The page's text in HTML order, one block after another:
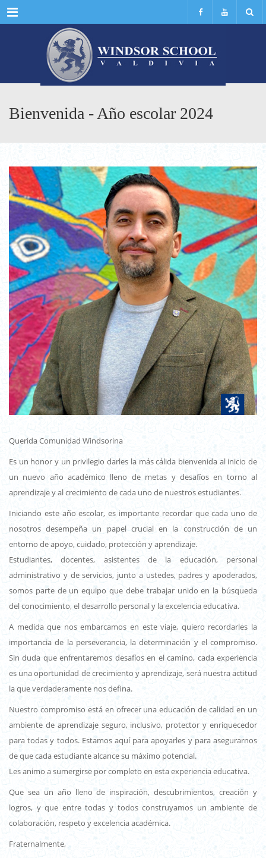
Menu
Bienvenida - Año escolar 2024
Querida Comunidad Windsorina
Es un honor y un privilegio darles la más cálida bienvenida al inicio de
un nuevo año académico lleno de metas y desafíos en torno al
aprendizaje y al crecimiento de cada uno de nuestros estudiantes.
Iniciando este año escolar, es importante recordar que cada uno de
nosotros desempeña un papel crucial en la construcción de un
entorno de apoyo, cuidado, protección y aprendizaje.
Estudiantes, docentes, asistentes de la educación, personal
administrativo y de servicios, junto a ustedes, padres y apoderados,
somos parte de un equipo que debe trabajar unido en la búsqueda
del conocimiento, el desarrollo personal y la excelencia educativa.
A medida que nos embarcamos en este viaje, quiero recordarles la
importancia de la perseverancia, la determinación y el compromiso.
Sin duda que enfrentaremos desafíos en el camino, cada experiencia
es una oportunidad de crecimiento y aprendizaje, será nuestra actitud
la que verdaderamente nos defina.
Nuestro compromiso está en ofrecer una educación de calidad en un
ambiente de aprendizaje seguro, inclusivo, protector y enriquecedor
para todas y todos. Estamos aquí para apoyarles y para asegurarnos
de que cada estudiante alcance su máximo potencial.
Les animo a sumergirse por completo en esta experiencia educativa.
Que sea un año lleno de inspiración, descubrimientos, creación y
logros, y que entre todas y todos construyamos un ambiente de
colaboración, respeto y excelencia académica.
Fraternalmente,